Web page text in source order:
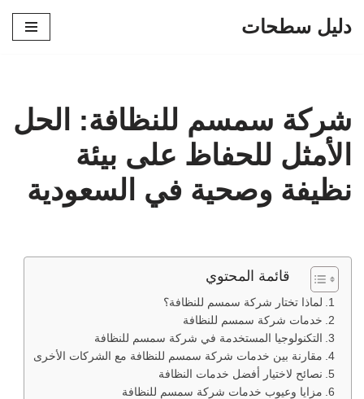
دليل سطحات
شركة سمسم للنظافة: الحل
الأمثل للحفاظ على بيئة
نظيفة وصحية في السعودية
قائمة المحتوي
لماذا تختار شركة سمسم للنظافة؟
خدمات شركة سمسم للنظافة
التكنولوجيا المستخدمة في شركة سمسم للنظافة
مقارنة بين خدمات شركة سمسم للنظافة مع الشركات الأخرى
نصائح لاختيار أفضل خدمات النظافة
مزايا وعيوب خدمات شركة سمسم للنظافة